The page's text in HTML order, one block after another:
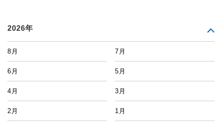
2026年
8月 7月
6月 5月
4月 3月
2月 1月